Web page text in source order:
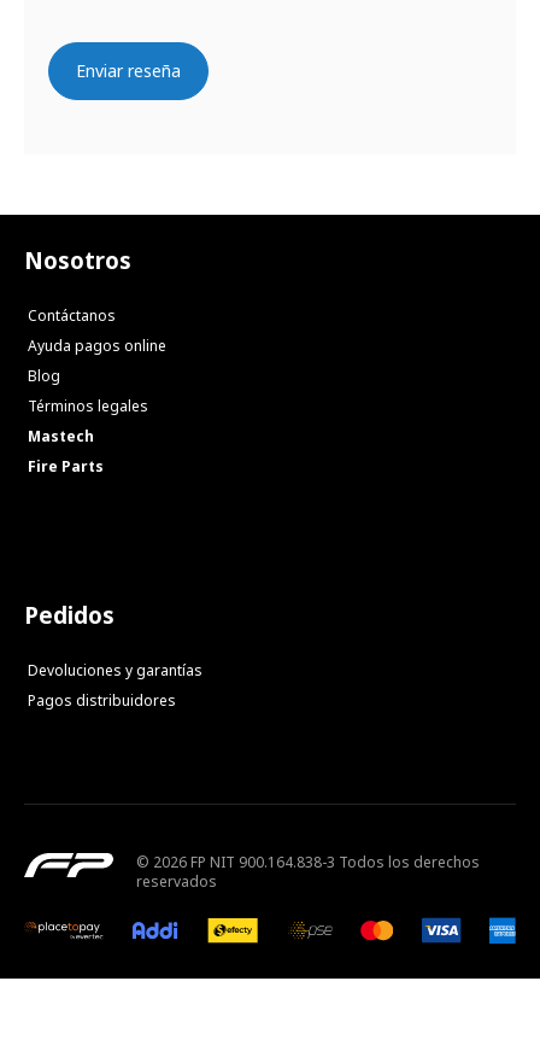
Enviar reseña
Nosotros
Contáctanos
Ayuda pagos online
Blog
Términos legales
Mastech
Fire Parts
Pedidos
Devoluciones y garantías
Pagos distribuidores
© 2026 FP NIT 900.164.838-3 Todos los derechos
reservados